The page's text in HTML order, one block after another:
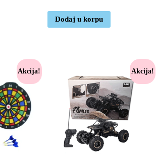
Dodaj u korpu
Akcija! Akcija!